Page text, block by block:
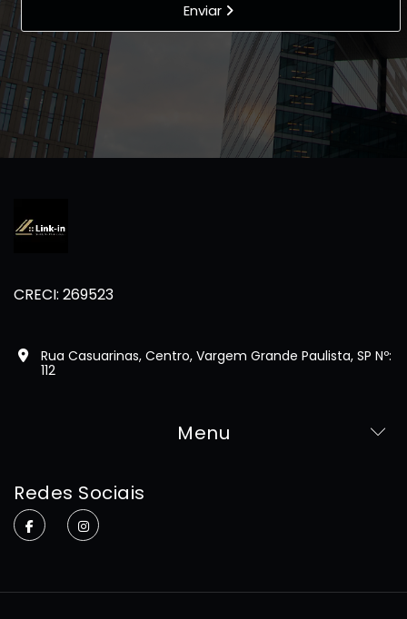
Enviar
CRECI: 269523
Rua Casuarinas, Centro, Vargem Grande Paulista, SP Nº:
112
Menu
Redes Sociais